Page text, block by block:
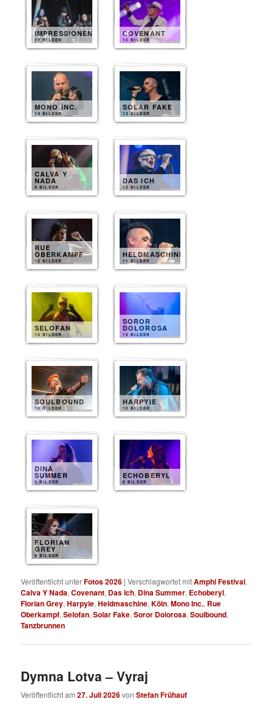
IMPRESSIONEN
12 BILDER
COVENANT
15 BILDER
MONO INC.
14 BILDER
SOLAR FAKE
13 BILDER
CALVA Y
NADA
9 BILDER
DAS ICH
12 BILDER
RUE
OBERKAMPF
12 BILDER
HELDMASCHINE
11 BILDER
SELOFAN
10 BILDER
SOROR
DOLOROSA
10 BILDER
SOULBOUND
10 BILDER
HARPYIE
10 BILDER
DINA
SUMMER
9 BILDER
ECHOBERYL
8 BILDER
FLORIAN
GREY
8 BILDER
Veröffentlicht unterFotos 2026 |Verschlagwortet mitAmphi Festival,
Calva Y Nada,Covenant, Das Ich, Dina Summer, Echoberyl,
Florian Grey,Harpyie,Heldmaschine,Köln,Mono Inc., Rue
Oberkampf,Selofan,Solar Fake,Soror Dolorosa,Soulbound,
Tanzbrunnen
Dymna Lotva – Vyraj
Veröffentlicht am27. Juli 2026vonStefan Frühauf